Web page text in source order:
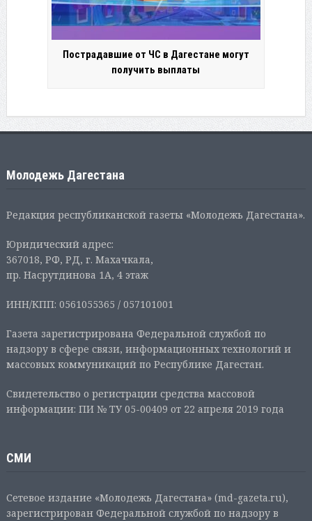
Пострадавшие от ЧС в Дагестане могут
получить выплаты
Молодежь Дагестана
Редакция республиканской газеты «Молодежь Дагестана».
Юридический адрес:
367018, РФ, РД, г. Махачкала,
пр. Насрутдинова 1А, 4 этаж
ИНН/КПП: 0561055365 / 057101001
Газета зарегистрирована Федеральной службой по
надзору в сфере связи, информационных технологий и
массовых коммуникаций по Республике Дагестан.
Свидетельство о регистрации средства массовой
информации: ПИ № ТУ 05-00409 от 22 апреля 2019 года
СМИ
Сетевое издание «Молодежь Дагестана» (md-gazeta.ru),
зарегистрирован Федеральной службой по надзору в